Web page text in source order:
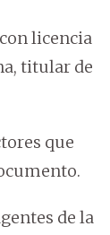
licencia
titular de
que
de la